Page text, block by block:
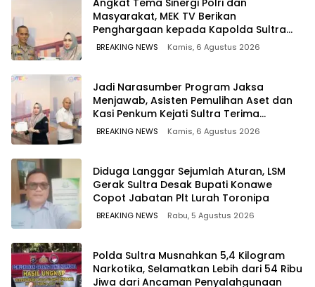
Masyarakat, MEK TV Berikan
Penghargaan kepada Kapolda Sultra
melalui Kabid Humas
BREAKING NEWS Kamis, 6 Agustus 2026
Jadi Narasumber Program Jaksa
Menjawab, Asisten Pemulihan Aset dan
Kasi Penkum Kejati Sultra Terima
Penghargaan dari Komisaris MEK TV
BREAKING NEWS Kamis, 6 Agustus 2026
Diduga Langgar Sejumlah Aturan, LSM
Gerak Sultra Desak Bupati Konawe
Copot Jabatan Plt Lurah Toronipa
BREAKING NEWS Rabu, 5 Agustus 2026
Polda Sultra Musnahkan 5,4 Kilogram
Narkotika, Selamatkan Lebih dari 54 Ribu
Jiwa dari Ancaman Penyalahgunaan